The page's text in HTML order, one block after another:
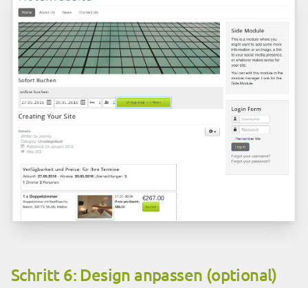
Schritt 6: Design anpassen (optional)